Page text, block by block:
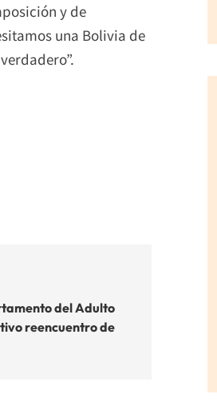
y de
una Bolivia de
del Adulto
reencuentro de